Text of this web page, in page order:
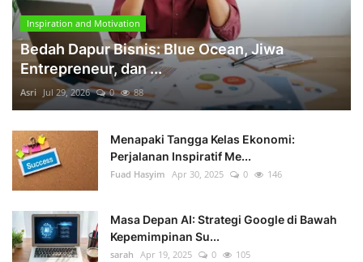
Inspiration and Motivation
Bedah Dapur Bisnis: Blue Ocean, Jiwa
Entrepreneur, dan ...
Asri Jul 29, 2026 0 88
Menapaki Tangga Kelas Ekonomi:
Perjalanan Inspiratif Me...
Fuad Hasyim Apr 30, 2025 0 146
Masa Depan AI: Strategi Google di Bawah
Kepemimpinan Su...
sarah Apr 19, 2025 0 105